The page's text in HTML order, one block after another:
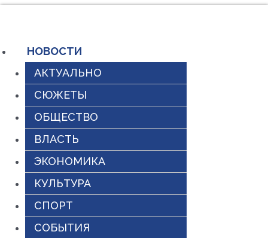
содержимому
НОВОСТИ
АКТУАЛЬНО
СЮЖЕТЫ
ОБЩЕСТВО
ВЛАСТЬ
ЭКОНОМИКА
КУЛЬТУРА
СПОРТ
СОБЫТИЯ